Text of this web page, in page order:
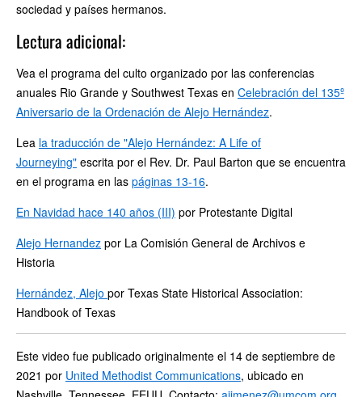
sociedad y países hermanos.
Lectura adicional:
Vea el programa del culto organizado por las conferencias
anuales Rio Grande y Southwest Texas en Celebración del 135º
Aniversario de la Ordenación de Alejo Hernández.
Lea la traducción de "Alejo Hernández: A Life of
Journeying" escrita por el Rev. Dr. Paul Barton que se encuentra
en el programa en las páginas 13-16.
En Navidad hace 140 años (III) por Protestante Digital
Alejo Hernandez por La Comisión General de Archivos e
Historia
Hernández, Alejo por Texas State Historical Association:
Handbook of Texas
Este video fue publicado originalmente el 14 de septiembre de
2021 por United Methodist Communications, ubicado en